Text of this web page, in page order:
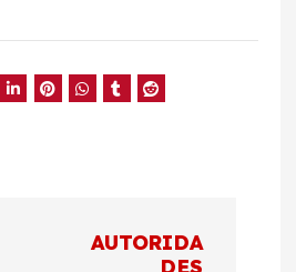
AUTORIDA
DES